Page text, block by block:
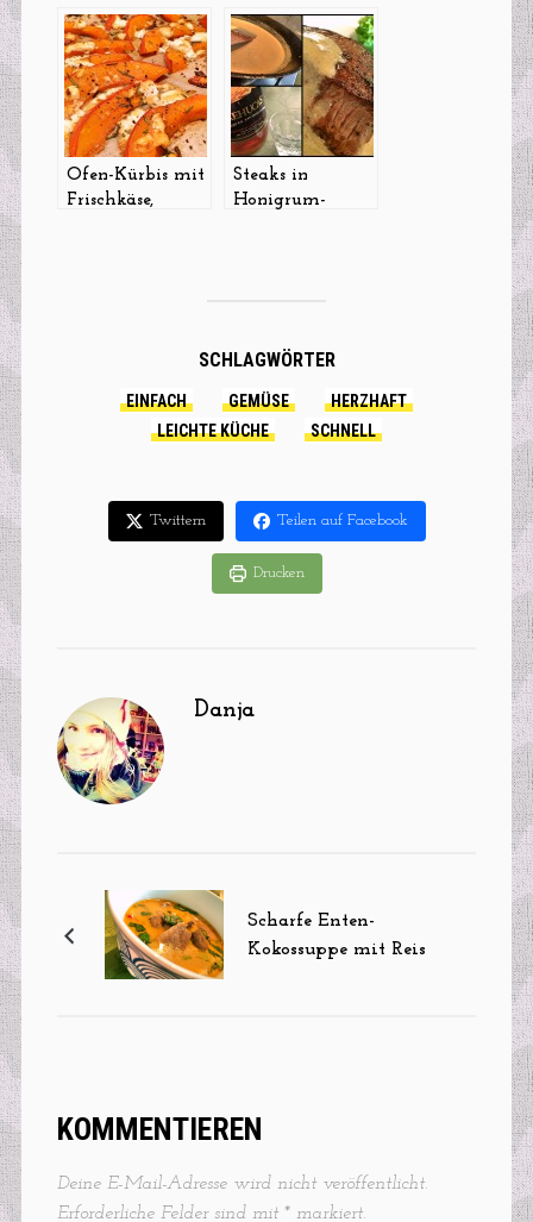
gebraten mit
Grillzucchini
und
Ofentomaten…
sooooo lecker!
vom Blech (mit
oder ohne Bacon-
Ziegenkäse)
Ofen-Kürbis mit
Frischkäse,
Steaks in
Honigrum-
SCHLAGWÖRTER
EINFACH GEMÜSE
HERZHAFT
LEICHTE KÜCHE
SCHNELL
Twittern Teilen auf Facebook
Drucken
Danja
Scharfe Enten-
Kokossuppe mit Reis
KOMMENTIEREN
Deine E-Mail-Adresse wird nicht veröffentlicht.
Erforderliche Felder sind mit *markiert.